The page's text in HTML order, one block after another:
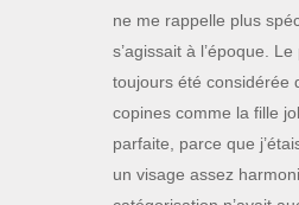
ne me rappelle plus
s’agissait à l’époque.
toujours été considérée
copines comme la fille
parfaite, parce que
un visage assez